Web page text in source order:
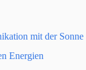
mit der Sonne
Energien